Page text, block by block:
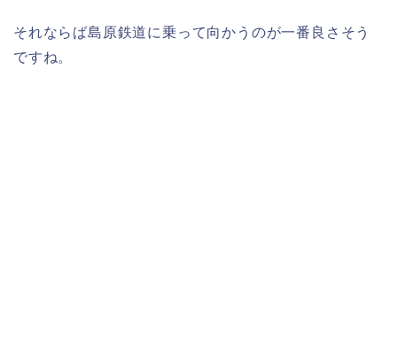
それならば島原鉄道に乗って向かうのが一番良さそう
ですね。